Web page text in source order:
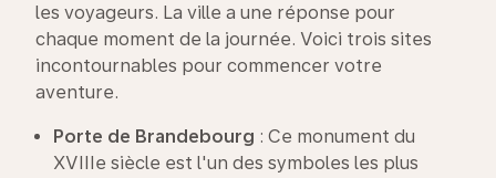
les voyageurs. La ville a une réponse pour
chaque moment de la journée. Voici trois sites
incontournables pour commencer votre
aventure.
Porte de Brandebourg : Ce monument du
XVIIIe siècle est l'un des symboles les plus